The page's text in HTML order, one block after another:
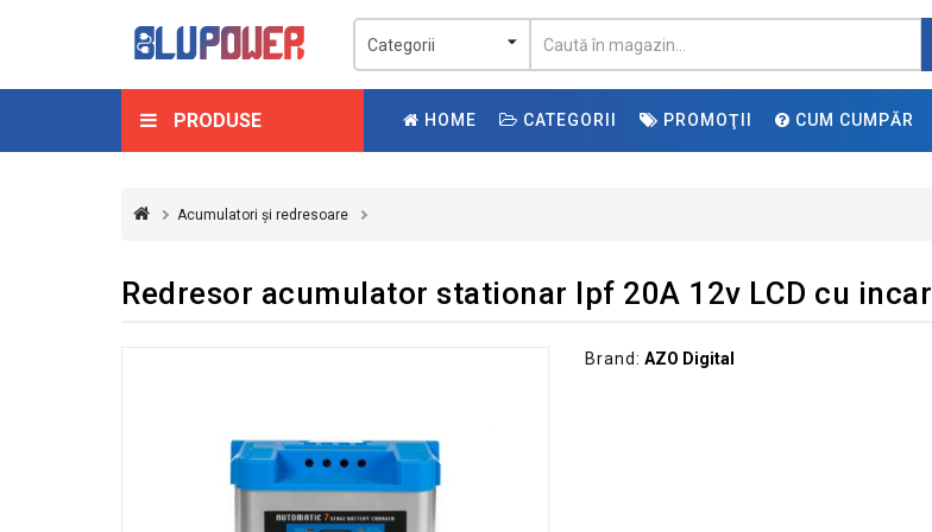
PRODUSE HOME CATEGORII PROMOŢII CUM CUMPĂR
Acumulatori și redresoare
Redresor acumulator stationar lpf 20A 12v LCD cu
Brand: AZO Digital